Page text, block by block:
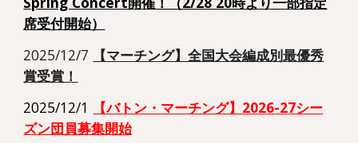
席受付開始）
2025/12/7
【マーチング】全国大会編成別最優秀
賞受賞！
2025/12/1 【バトン・マーチング】2026-27シー
ズン団員募集開始